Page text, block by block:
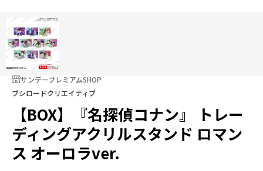
サンデープレミアムSHOP
ブシロードクリエイティブ
【BOX】『名探偵コナン』 トレー
ディングアクリルスタンド ロマン
ス オーロラver.